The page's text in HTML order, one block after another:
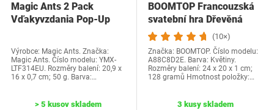
Magic Ants 2 Pack
Vďakyvzdania Pop-Up
Výrobce: Magic Ants. Značka:
Magic Ants. Číslo modelu: YMX-
LTF314EU. Rozměry balení: 20,9 x
16 x 0,7 cm; 50 g. Barva:…
> 5 kusov skladem
BOOMTOP Francouzská
svatební hra Dřevěná
cedulka a kvízové…
(10×)
Značka: BOOMTOP. Číslo modelu:
A88C8D2E. Barva: Květiny.
Rozměry balení: 24 x 20 x 1 cm;
128 gramů Hmotnost položky:…
3 kusy skladem